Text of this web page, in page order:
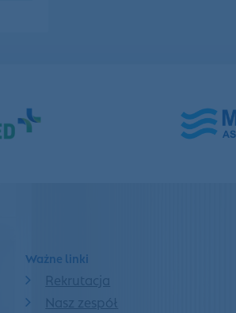
Ważne linki
Rekrutacja
Nasz zespół